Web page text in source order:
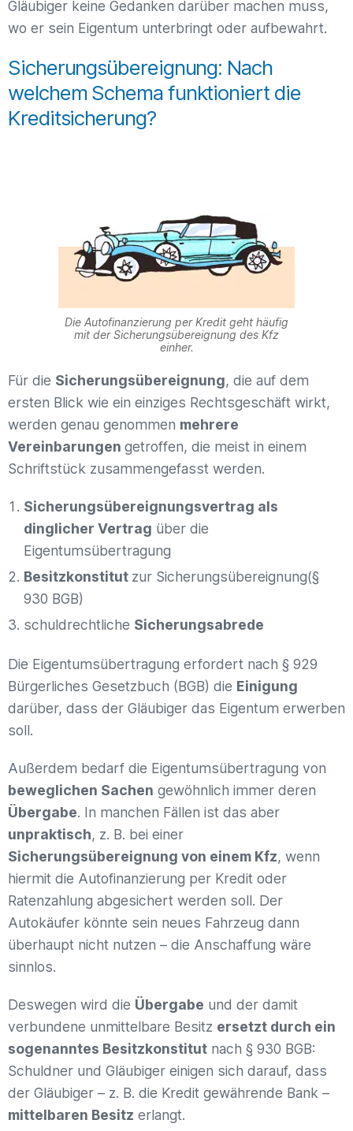
Gläubiger keine Gedanken darüber machen muss,
wo er sein Eigentum unterbringt oder aufbewahrt.
Sicherungsübereignung: Nach
welchem Schema funktioniert die
Kreditsicherung?
Die Autofinanzierung per Kredit geht häufig
mit der Sicherungsübereignung des Kfz
einher.
Für die Sicherungsübereignung, die auf dem
ersten Blick wie ein einziges Rechtsgeschäft wirkt,
werden genau genommen mehrere
Vereinbarungen getroffen, die meist in einem
Schriftstück zusammengefasst werden.
Sicherungsübereignungsvertrag als
dinglicher Vertrag über die
Eigentumsübertragung
Besitzkonstitut zur Sicherungsübereignung(§
930 BGB)
schuldrechtliche Sicherungsabrede
Die Eigentumsübertragung erfordert nach § 929
Bürgerliches Gesetzbuch (BGB) die Einigung
darüber, dass der Gläubiger das Eigentum erwerben
soll.
Außerdem bedarf die Eigentumsübertragung von
beweglichen Sachen gewöhnlich immer deren
Übergabe. In manchen Fällen ist das aber
unpraktisch, z. B. bei einer
Sicherungsübereignung von einem Kfz, wenn
hiermit die Autofinanzierung per Kredit oder
Ratenzahlung abgesichert werden soll. Der
Autokäufer könnte sein neues Fahrzeug dann
überhaupt nicht nutzen – die Anschaffung wäre
sinnlos.
Deswegen wird die Übergabe und der damit
verbundene unmittelbare Besitz ersetzt durch ein
sogenanntes Besitzkonstitut nach § 930 BGB:
Schuldner und Gläubiger einigen sich darauf, dass
der Gläubiger – z. B. die Kredit gewährende Bank –
mittelbaren Besitz erlangt.